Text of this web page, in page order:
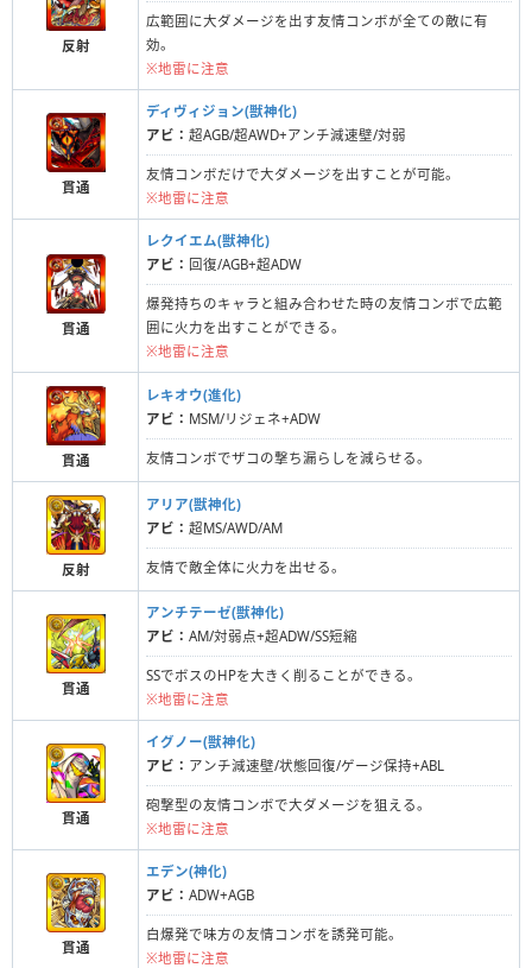
反射
広範囲に大ダメージを出す友情コンボが全ての敵に有
効。
※地雷に注意
貫通
ディヴィジョン(獣神化)
アビ： 超AGB/超AWD+アンチ減速壁/対弱
友情コンボだけで大ダメージを出すことが可能。
※地雷に注意
貫通
レクイエム(獣神化)
アビ： 回復/AGB+超ADW
爆発持ちのキャラと組み合わせた時の友情コンボで広範
囲に火力を出すことができる。
※地雷に注意
貫通
レキオウ(進化)
アビ： MSM/リジェネ+ADW
友情コンボでザコの撃ち漏らしを減らせる。
反射
アリア(獣神化)
アビ： 超MS/AWD/AM
友情で敵全体に火力を出せる。
貫通
アンチテーゼ(獣神化)
アビ： AM/対弱点+超ADW/SS短縮
SSでボスのHPを大きく削ることができる。
※地雷に注意
貫通
イグノー(獣神化)
アビ： アンチ減速壁/状態回復/ゲージ保持+ABL
砲撃型の友情コンボで大ダメージを狙える。
※地雷に注意
貫通
エデン(神化)
アビ： ADW+AGB
白爆発で味方の友情コンボを誘発可能。
※地雷に注意